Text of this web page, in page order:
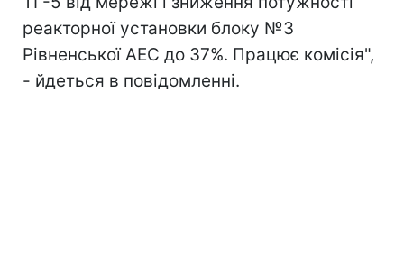
реакторної установки блоку №3
Рівненської АЕС до 37%. Працює комісія",
- йдеться в повідомленні.